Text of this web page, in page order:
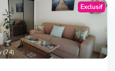
(74)
Exclusif